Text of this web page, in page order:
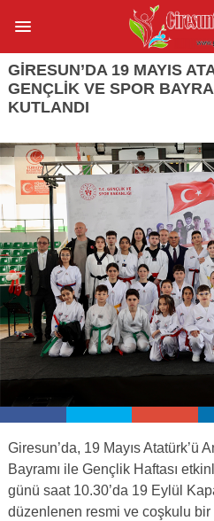
GIRESUN’DA 19 MAYIS
GENÇLIK VE SPOR
KUTLANDI
Giresun’da, 19 Mayıs Atatürk’ü
Bayramı ile Gençlik Haftası
günü saat 10.30’da 19 Eylül
düzenlenen resmi ve coşkulu bir